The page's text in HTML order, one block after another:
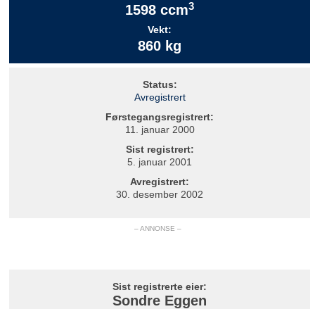
1598 ccm3
Vekt:
860 kg
Status:
Avregistrert
Førstegangsregistrert:
11. januar 2000
Sist registrert:
5. januar 2001
Avregistrert:
30. desember 2002
– ANNONSE –
Sist registrerte eier:
Sondre Eggen